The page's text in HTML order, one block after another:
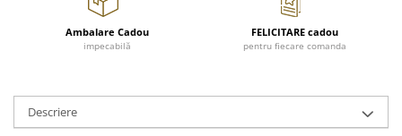
PAHARE SI ACCESORII
SET PENTRU BĂUTURI
ACCESORII PENTRU FEMEI
SFEȘNICE
PLATINUM
CHARDONS GOLD, PLATINUM
TONDO DONI
CILI
GIULIA
CORPORATE
BABY COLLECTION
ROSE
Ambalare Cadou
impecabilă
FELICITARE cadou
pentru fiecare comanda
Descriere